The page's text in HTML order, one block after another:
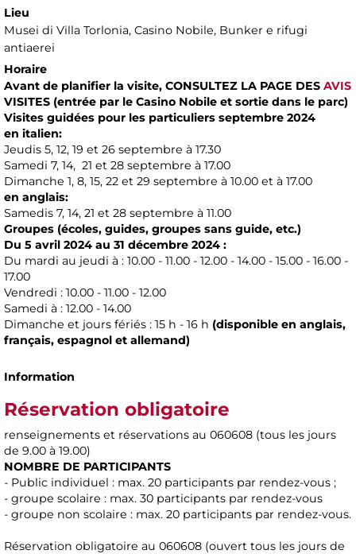
Lieu
Musei di Villa Torlonia, Casino Nobile, Bunker e rifugi
antiaerei
Horaire
Avant de planifier la visite, CONSULTEZ LA PAGE DES AVIS
VISITES (entrée par le Casino Nobile et sortie dans le parc)
Visites guidées pour les particuliers septembre 2024
en italien:
Jeudis 5, 12, 19 et 26 septembre à 17.30
Samedi 7, 14, 21 et 28 septembre à 17.00
Dimanche 1, 8, 15, 22 et 29 septembre à 10.00 et à 17.00
en anglais:
Samedis 7, 14, 21 et 28 septembre à 11.00
Groupes (écoles, guides, groupes sans guide, etc.)
Du 5 avril 2024 au 31 décembre 2024 :
Du mardi au jeudi à : 10.00 - 11.00 - 12.00 - 14.00 - 15.00 - 16.00 -
17.00
Vendredi : 10.00 - 11.00 - 12.00
Samedi à : 12.00 - 14.00
Dimanche et jours fériés : 15 h - 16 h (disponible en anglais,
français, espagnol et allemand)
Information
Réservation obligatoire
renseignements et réservations au 060608 (tous les jours
de 9.00 à 19.00)
NOMBRE DE PARTICIPANTS
- Public individuel : max. 20 participants par rendez-vous ;
- groupe scolaire : max. 30 participants par rendez-vous
- groupe non scolaire : max. 20 participants par rendez-vous.
Réservation obligatoire au 060608 (ouvert tous les jours de